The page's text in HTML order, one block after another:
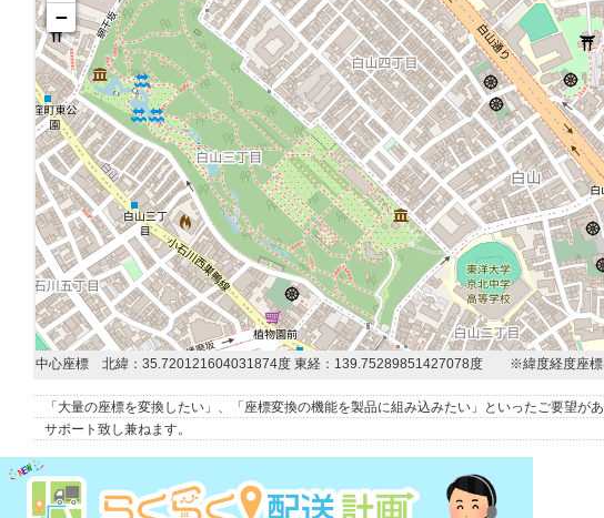
−
中心座標 北緯：35.720121604031874度 東経：139.75289851427078度 ※緯度経度座標
「大量の座標を変換したい」、「座標変換の機能を製品に組み込みたい」といったご要望が
サポート致し兼ねます。